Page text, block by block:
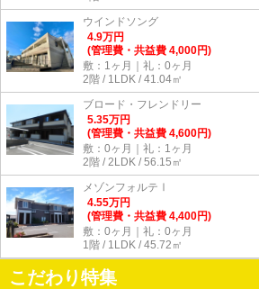
ウインドソング
4.9万円
(管理費・共益費 4,000円)
敷：1ヶ月｜礼：0ヶ月
2階 / 1LDK / 41.04㎡
ブロード・フレンドリー
5.35万円
(管理費・共益費 4,600円)
敷：0ヶ月｜礼：1ヶ月
2階 / 2LDK / 56.15㎡
メゾンフォルテⅠ
4.55万円
(管理費・共益費 4,400円)
敷：0ヶ月｜礼：0ヶ月
1階 / 1LDK / 45.72㎡
こだわり特集